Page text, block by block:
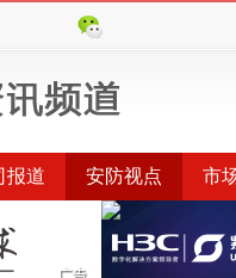
报道 安防视点 市
榜单